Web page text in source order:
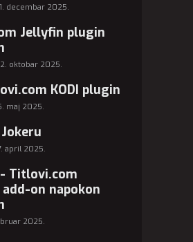
decembar 2025.
Jellyfin plugin
oktobar 2025.
KODI plugin
maj 2025.
april 2025.
Titlovi.com
on napokon
2025.